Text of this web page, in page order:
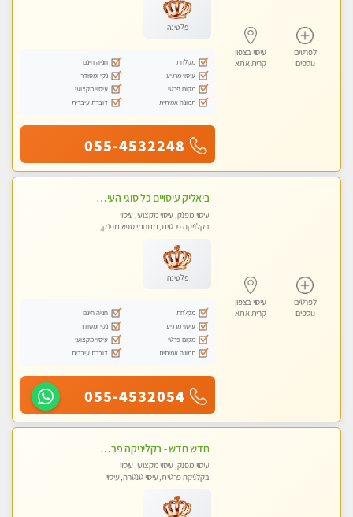
לפרטים
נוספים
עיסוי בצפון
קרית אתא
פלטינה
מקלחת
חניה חינם
עיסוי מרגיע
נקי ומסודר
מקום פרטי
עיסוי מקצועי
תמונה אמיתית
דוברת עיברית
055-4532248
לפרטים
נוספים
עיסוי בצפון
קרית אתא
ביאליק עיסויים כל סוגי העיסויים מעסה מקצועית ואיכותית פרטי!!!מומלץ לחלוטין!!
עיסוי מפנק, עיסוי מקצועי, עיסוי
בקלניקה פרטית, מתחמי ספא מפנק,
פלטינה
מקלחת
חניה חינם
עיסוי מרגיע
נקי ומסודר
מקום פרטי
עיסוי מקצועי
תמונה אמיתית
דוברת עיברית
055-4532054
חדש חדש - בקליניקה פרטית בחיפה עיסוי לחידוש אנרגיות עיסוי חלומי מומלץ מאוד !
עיסוי מפנק, עיסוי מקצועי, עיסוי
בקלניקה פרטית, עיסוי טנטרה, עיסוי